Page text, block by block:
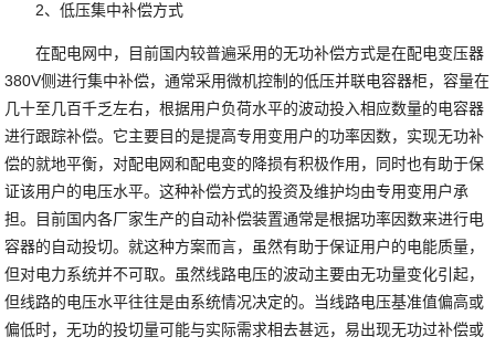
2、低压集中补偿方式
在配电网中，目前国内较普遍采用的无功补偿方式是在配电变压器
380V侧进行集中补偿，通常采用微机控制的低压并联电容器柜，容量在
几十至几百千乏左右，根据用户负荷水平的波动投入相应数量的电容器
进行跟踪补偿。它主要目的是提高专用变用户的功率因数，实现无功补
偿的就地平衡，对配电网和配电变的降损有积极作用，同时也有助于保
证该用户的电压水平。这种补偿方式的投资及维护均由专用变用户承
担。目前国内各厂家生产的自动补偿装置通常是根据功率因数来进行电
容器的自动投切。就这种方案而言，虽然有助于保证用户的电能质量，
但对电力系统并不可取。虽然线路电压的波动主要由无功量变化引起，
但线路的电压水平往往是由系统情况决定的。当线路电压基准值偏高或
偏低时，无功的投切量可能与实际需求相去甚远，易出现无功过补偿或